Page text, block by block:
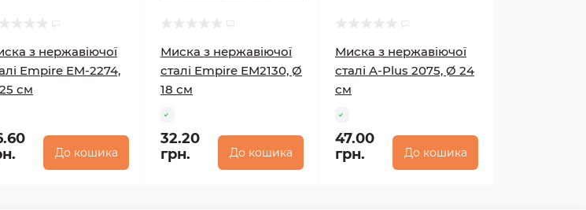
з нержавіючої
Empire EM-2274,
см
До кошика
Миска з нержавіючої
сталі Empire EM2130, Ø
18 см
32.20
грн.
До кошика
Миска з нержавіючої
сталі A-Plus 2075, Ø 24
см
47.00
грн.
До кошика